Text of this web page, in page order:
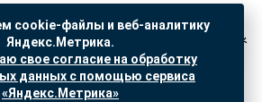
персональных данных
данных Яндекс Метрика
права защищены. Предложение не является публичной
и информация на сайте ознакомительные
и продвижение вSO.USE
cookie-файлы и веб-аналитику
Яндекс.Метрика.
свое согласие на обработку
данных с помощью сервиса
«Яндекс.Метрика»